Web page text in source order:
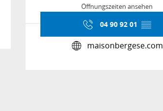
Öffnungszeiten ansehen
04 90 92 01 ▒▒
maisonbergese.com